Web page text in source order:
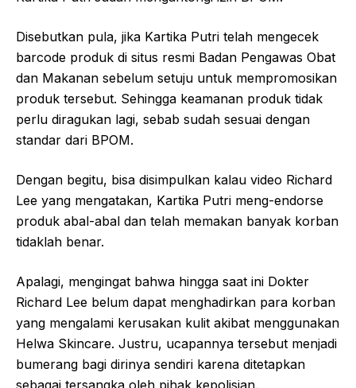
Disebutkan pula, jika Kartika Putri telah mengecek
barcode produk di situs resmi Badan Pengawas Obat
dan Makanan sebelum setuju untuk mempromosikan
produk tersebut. Sehingga keamanan produk tidak
perlu diragukan lagi, sebab sudah sesuai dengan
standar dari BPOM.
Dengan begitu, bisa disimpulkan kalau video Richard
Lee yang mengatakan, Kartika Putri meng-endorse
produk abal-abal dan telah memakan banyak korban
tidaklah benar.
Apalagi, mengingat bahwa hingga saat ini Dokter
Richard Lee belum dapat menghadirkan para korban
yang mengalami kerusakan kulit akibat menggunakan
Helwa Skincare. Justru, ucapannya tersebut menjadi
bumerang bagi dirinya sendiri karena ditetapkan
sebagai tersangka oleh pihak kepolisian.